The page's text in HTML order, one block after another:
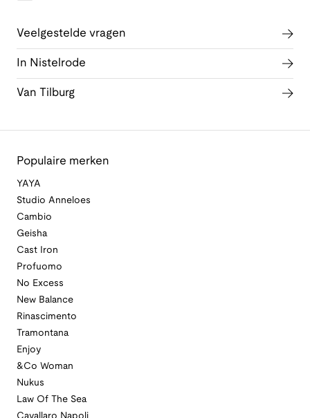
Veelgestelde vragen
In Nistelrode
Van Tilburg
Populaire merken
YAYA
Studio Anneloes
Cambio
Geisha
Cast Iron
Profuomo
No Excess
New Balance
Rinascimento
Tramontana
Enjoy
&Co Woman
Nukus
Law Of The Sea
Cavallaro Napoli